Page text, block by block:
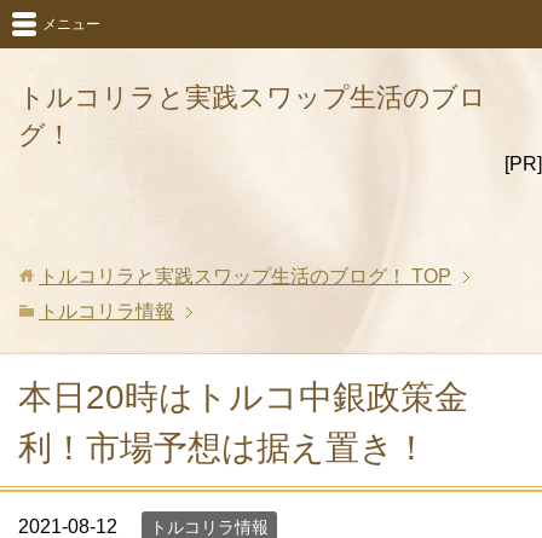
トルコリラと実践スワップ生活のブロ
グ！
[PR]
メニュー
トルコリラと実践スワップ生活のブログ！
TOP
トルコリラ情報
本日20時はトルコ中銀政策金
利！市場予想は据え置き！
2021-08-12 トルコリラ情報